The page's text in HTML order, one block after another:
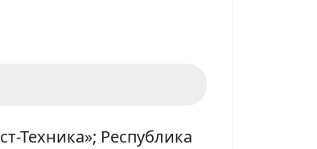
Техника»; Республика